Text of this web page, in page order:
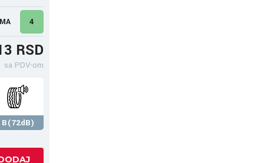
4
RSD
sa PDV-om
B(72dB)